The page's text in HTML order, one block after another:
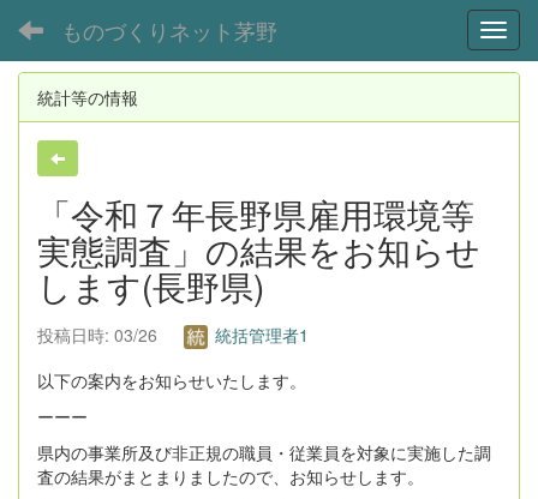
ものづくりネット茅野
統計等の情報
「令和７年長野県雇用環境等
実態調査」の結果をお知らせ
します(長野県)
投稿日時: 03/26
統括管理者1
以下の案内をお知らせいたします。
ーーー
県内の事業所及び非正規の職員・従業員を対象に実施した調
査の結果がまとまりましたので、お知らせします。